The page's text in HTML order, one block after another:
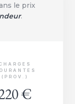
le prix
.
(PROV.)
€